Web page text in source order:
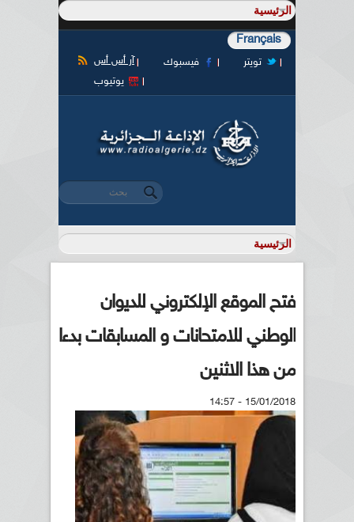
Français
آر أس أس فيسبوك
تويتر
يوتيوب
استمارة البحث
‏بحث ‏
فتح الموقع الإلكتروني للديوان
الوطني للامتحانات و المسابقات بدءا
من هذا الاثنين
15/01/2018 - 14:57